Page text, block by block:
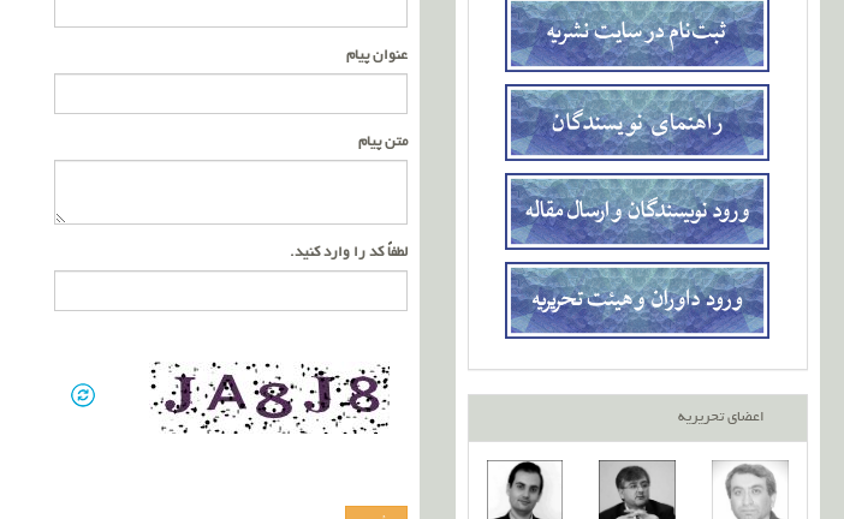
اعضای تحریریه
عنوان پیام
متن پیام
لطفاً کد را وارد کنید.